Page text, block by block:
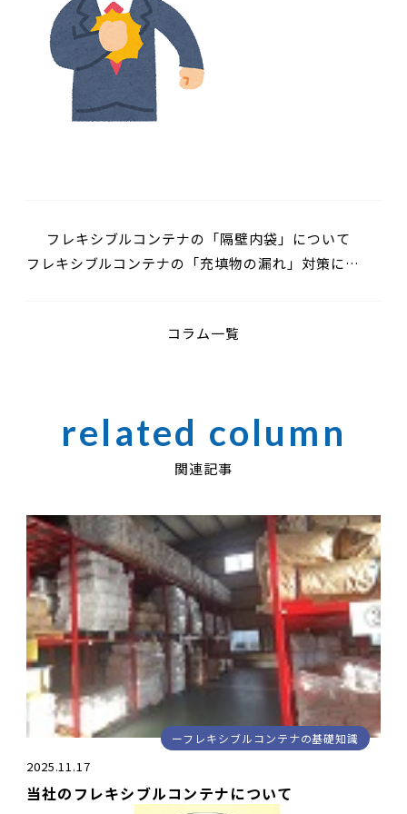
フレキシブルコンテナの「隔壁内袋」について
コラム一覧
フレキシブルコンテナの「充填物の漏れ」対策につ
関連記事
フレキシブルコンテナの基礎知識
2025.11.17
当社のフレキシブルコンテナについて